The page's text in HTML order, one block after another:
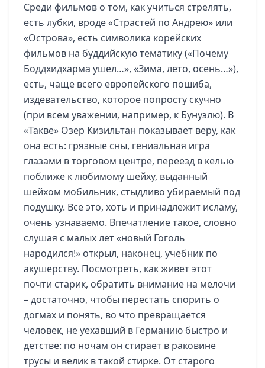
Среди фильмов о том, как учиться стрелять,
есть лубки, вроде «Страстей по Андрею» или
«Острова», есть символика корейских
фильмов на буддийскую тематику («Почему
Боддхидхарма ушел…», «Зима, лето, осень…»),
есть, чаще всего европейского пошиба,
издевательство, которое попросту скучно
(при всем уважении, например, к Бунуэлю). В
«Такве» Озер Кизильтан показывает веру, как
она есть: грязные сны, гениальная игра
глазами в торговом центре, переезд в келью
поближе к любимому шейху, выданный
шейхом мобильник, стыдливо убираемый под
подушку. Все это, хоть и принадлежит исламу,
очень узнаваемо. Впечатление такое, словно
слушая с малых лет «новый Гоголь
народился!» открыл, наконец, учебник по
акушерству. Посмотреть, как живет этот
почти старик, обратить внимание на мелочи
– достаточно, чтобы перестать спорить о
догмах и понять, во что превращается
человек, не уехавший в Германию быстро и
детстве: по ночам он стирает в раковине
трусы и велик в такой стирке. От старого